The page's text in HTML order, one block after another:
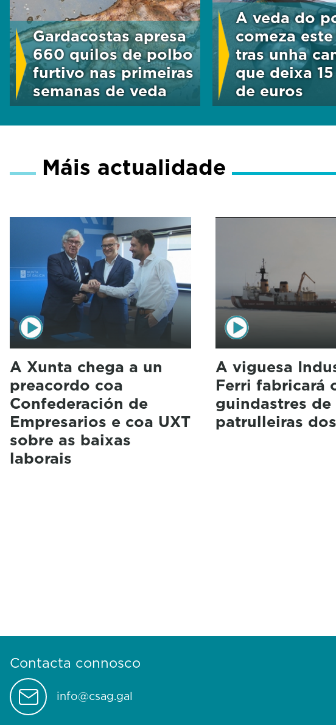
Gardacostas apresa
660 quilos de polbo
furtivo nas primeiras
semanas de veda
A veda do
comeza
tras unha
que deixa
de euros
Máis actualidade
A Xunta chega a un
preacordo coa
Confederación de
Empresarios e coa UXT
sobre as baixas
laborais
A viguesa
Ferri fabricará
guindastres de
patrulleiras
Contacta connosco
info@csag.gal